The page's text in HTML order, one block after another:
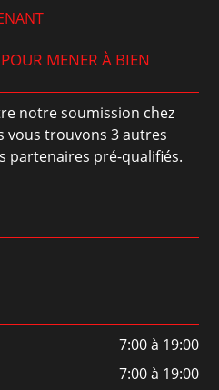
MENER À BIEN
notre soumission chez
vous trouvons 3 autres
partenaires pré-qualifiés.
7:00 à 19:00
7:00 à 19:00